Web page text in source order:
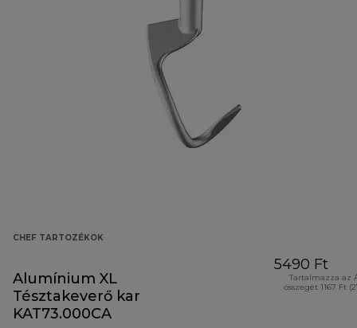
CHEF TARTOZÉKOK
Alumínium XL
Tésztakeverő kar
KAT73.000CA
5490 Ft
Tartalmazza az
összegét 1167 Ft